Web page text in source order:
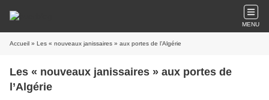
MENU
Accueil » Les « nouveaux janissaires » aux portes de l’Algérie
Les « nouveaux janissaires » aux portes de
l’Algérie